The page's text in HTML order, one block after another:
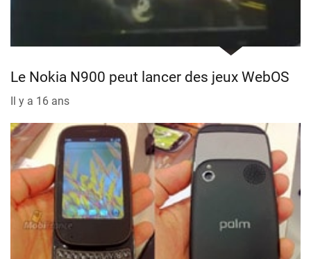
Le Nokia N900 peut lancer des jeux WebOS
Il y a 16 ans